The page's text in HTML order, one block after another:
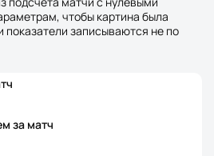
чтобы картина была
показатели записываются не по
за матч